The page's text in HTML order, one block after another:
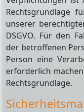
Rechtsgrundlage
unserer
DSGVO. Für den
der betroffenen
Person eine
erforderlich
Rechtsgrundlage.